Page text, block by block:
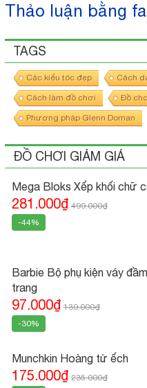
Thảo luận bằng
TAGS
Các kiểu tóc đẹp Cách
Cách làm đồ chơi Đồ
Phương pháp Glenn Doman
ĐỒ CHƠI GIẢM GIÁ
Mega Bloks Xếp khối chữ
281.000₫ 499.000₫
-44%
Barbie Bộ phụ kiện váy
trang
97.000₫ 139.000₫
-30%
Munchkin Hoàng tử ếch
175.000₫ 235.000₫